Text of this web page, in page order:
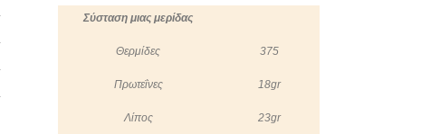
Σύσταση μιας μερίδας
Θερμίδες 375
Πρωτεΐνες 18gr
Λίπος 23gr